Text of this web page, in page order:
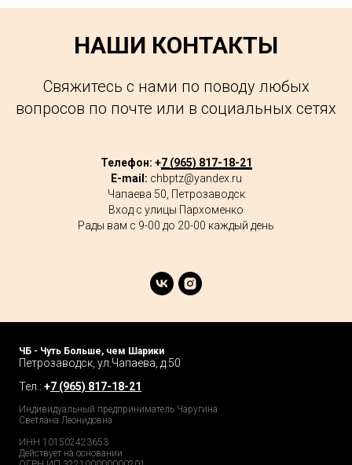
НАШИ КОНТАКТЫ
Свяжитесь с нами по поводу любых
вопросов по почте или в социальных сетях
Телефон: +7 (965) 817-18-21
E-mail: chbptz@yandex.ru
Чапаева 50, Петрозаводск
Вход с улицы Пархоменко
Рады вам с 9-00 до 20-00 каждый день
ЧБ - Чуть Больше, чем Шарики
Петрозаводск, ул.Чапаева, д.50
Тел.: +7 (965) 817-18-21
Индивидуальный предприниматель Чаругина
Светлана Леонидовна
ИНН 101502423653
Действует на основании